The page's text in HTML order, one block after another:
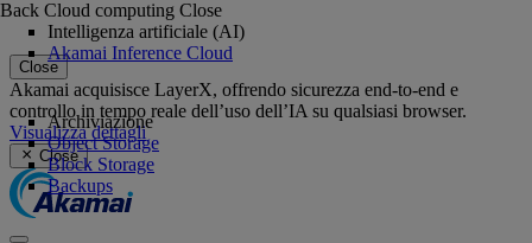
Close
Akamai acquisisce LayerX, offrendo sicurezza end-to-end e
controllo in tempo reale dell’uso dell’IA su qualsiasi browser.
Visualizza dettagli
Close
Back Cloud computing Close
Intelligenza artificiale (AI)
Akamai Inference Cloud
Archiviazione
Object Storage
Block Storage
Backups